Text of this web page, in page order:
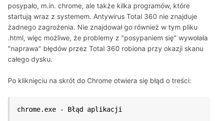
posypało, m.in. chrome, ale także kilka programów, które
startują wraz z systemem. Antywirus Total 360 nie znajduje
żadnego zagrożenia. Nie znajdował go również w tym pliku
.html, więc możliwe, że problemy z "posypaniem się" wywołała
"naprawa" błędów przez Total 360 robiona przy okazji skanu
całego dysku.
Po kliknięciu na skrót do Chrome otwiera się błąd o treści:
chrome.exe - Błąd aplikacji